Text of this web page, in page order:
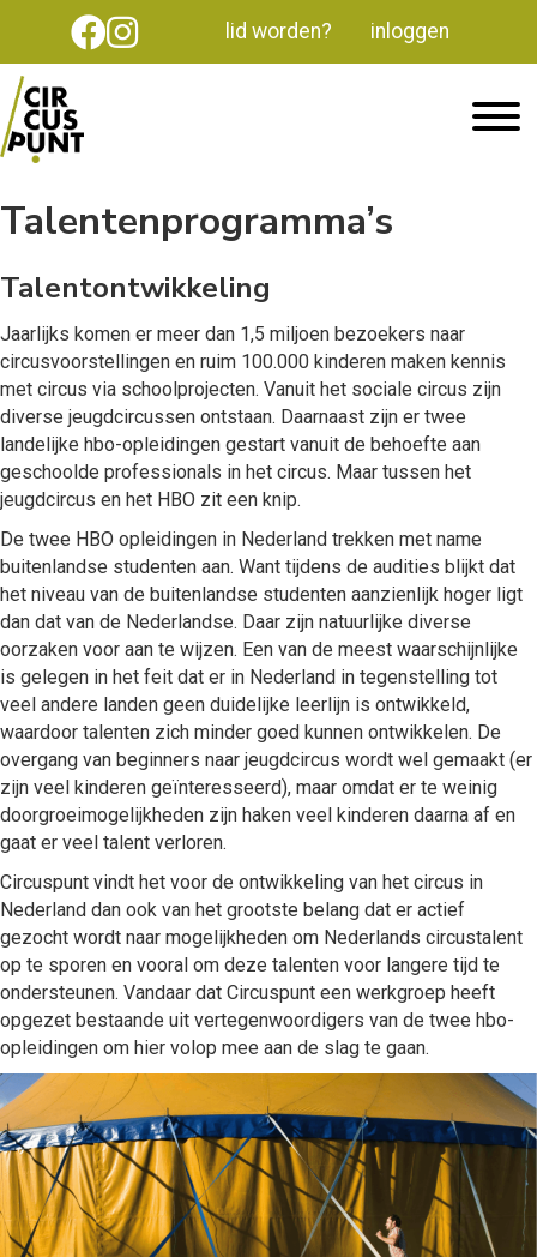
lid worden? inloggen
Talentenprogramma’s
Talentontwikkeling
Jaarlijks komen er meer dan 1,5 miljoen bezoekers naar
circusvoorstellingen en ruim 100.000 kinderen maken kennis
met circus via schoolprojecten. Vanuit het sociale circus zijn
diverse jeugdcircussen ontstaan. Daarnaast zijn er twee
landelijke hbo-opleidingen gestart vanuit de behoefte aan
geschoolde professionals in het circus. Maar tussen het
jeugdcircus en het HBO zit een knip.
De twee HBO opleidingen in Nederland trekken met name
buitenlandse studenten aan. Want tijdens de audities blijkt dat
het niveau van de buitenlandse studenten aanzienlijk hoger ligt
dan dat van de Nederlandse. Daar zijn natuurlijke diverse
oorzaken voor aan te wijzen. Een van de meest waarschijnlijke
is gelegen in het feit dat er in Nederland in tegenstelling tot
veel andere landen geen duidelijke leerlijn is ontwikkeld,
waardoor talenten zich minder goed kunnen ontwikkelen. De
overgang van beginners naar jeugdcircus wordt wel gemaakt (er
zijn veel kinderen geïnteresseerd), maar omdat er te weinig
doorgroeimogelijkheden zijn haken veel kinderen daarna af en
gaat er veel talent verloren.
Circuspunt vindt het voor de ontwikkeling van het circus in
Nederland dan ook van het grootste belang dat er actief
gezocht wordt naar mogelijkheden om Nederlands circustalent
op te sporen en vooral om deze talenten voor langere tijd te
ondersteunen. Vandaar dat Circuspunt een werkgroep heeft
opgezet bestaande uit vertegenwoordigers van de twee hbo-
opleidingen om hier volop mee aan de slag te gaan.